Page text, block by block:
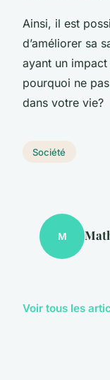
Ainsi, il est
d’améliorer sa
ayant un
pourquoi ne
dans votre vie?
Société
M
Voir tous les